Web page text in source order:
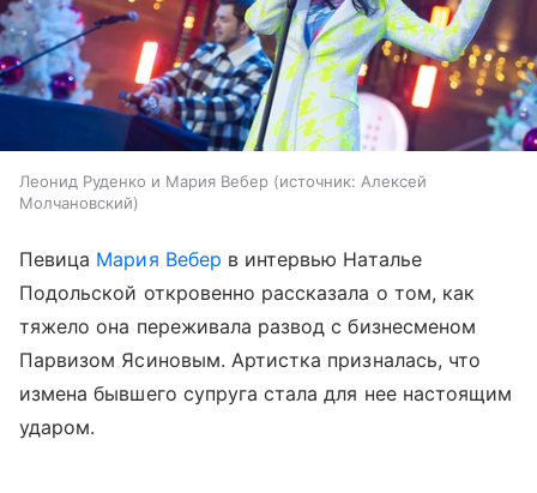
Леонид Руденко и Мария Вебер источник: Алексей
Молчановский
Певица Мария Вебер в интервью Наталье
Подольской откровенно рассказала о том, как
тяжело она переживала развод с бизнесменом
Парвизом Ясиновым. Артистка призналась, что
измена бывшего супруга стала для нее настоящим
ударом.